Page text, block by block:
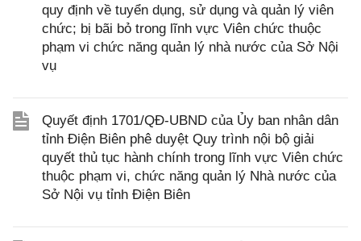
quy định về tuyển dụng, sử dụng và quản lý viên
chức; bị bãi bỏ trong lĩnh vực Viên chức thuộc
phạm vi chức năng quản lý nhà nước của Sở Nội
vụ
Quyết định 1701/QĐ-UBND của Ủy ban nhân dân
tỉnh Điện Biên phê duyệt Quy trình nội bộ giải
quyết thủ tục hành chính trong lĩnh vực Viên chức
thuộc phạm vi, chức năng quản lý Nhà nước của
Sở Nội vụ tỉnh Điện Biên